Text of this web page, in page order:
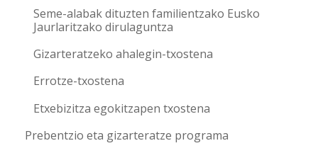
Seme-alabak dituzten familientzako Eusko
Jaurlaritzako dirulaguntza
Gizarteratzeko ahalegin-txostena
Errotze-txostena
Etxebizitza egokitzapen txostena
Prebentzio eta gizarteratze programa